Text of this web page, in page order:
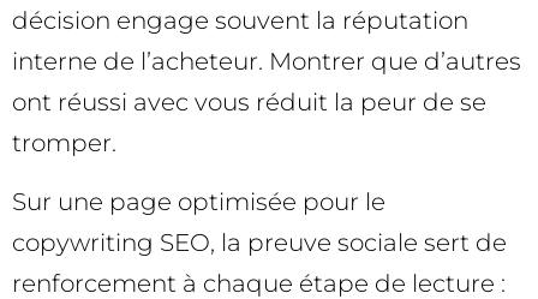
décision engage souvent la réputation
interne de l’acheteur. Montrer que d’autres
ont réussi avec vous réduit la peur de se
tromper.
Sur une page optimisée pour le
copywriting SEO, la preuve sociale sert de
renforcement à chaque étape de lecture :